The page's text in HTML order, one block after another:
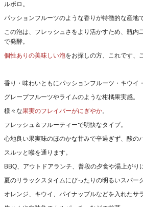
ルボロ。
パッションフルーツのような香りが特徴的な産地で
この泡は、フレッシュさをより活かすため、瓶内
で発酵。
個性ありの美味しい泡をお探しの方、これです、
香り・味わいともにパッションフルーツ・キウイ
グレープフルーツやライムのような柑橘果実感。
様々な果実のフレイバーがにぎやか。
フレッシュ＆フルーティーで明快なタイプ。
心地良い果実味のほのかな甘みで辛過ぎず、酸の
スルッと喉を通ります。
BBQ、アウトドアランチ、普段の夕食や湯上がり
夏のリラックスタイムにぴったりの明るいスパー
オレンジ、キウイ、パイナップルなどを入れたサ